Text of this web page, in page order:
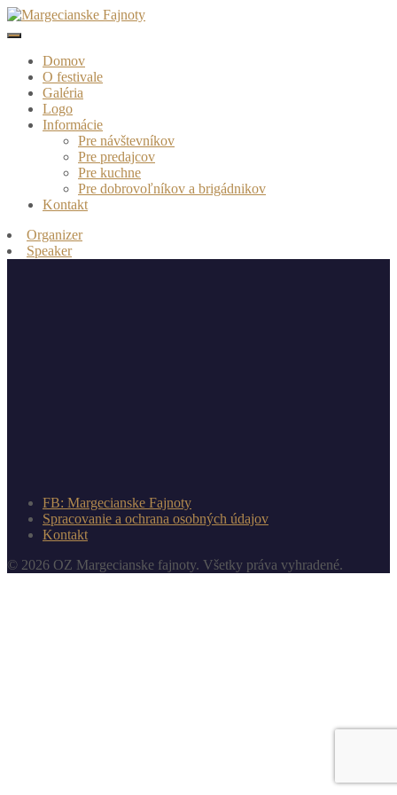
Domov
O festivale
Galéria
Logo
Informácie
Pre návštevníkov
Pre predajcov
Pre kuchne
Pre dobrovoľníkov a brigádnikov
Kontakt
Organizer
Speaker
FB: Margecianske Fajnoty
Spracovanie a ochrana osobných údajov
Kontakt
© 2026 OZ Margecianske fajnoty. Všetky práva vyhradené.